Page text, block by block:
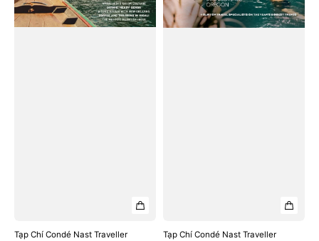
Tạp Chí Condé Nast Traveller
Tạp Chí Condé Nast Traveller